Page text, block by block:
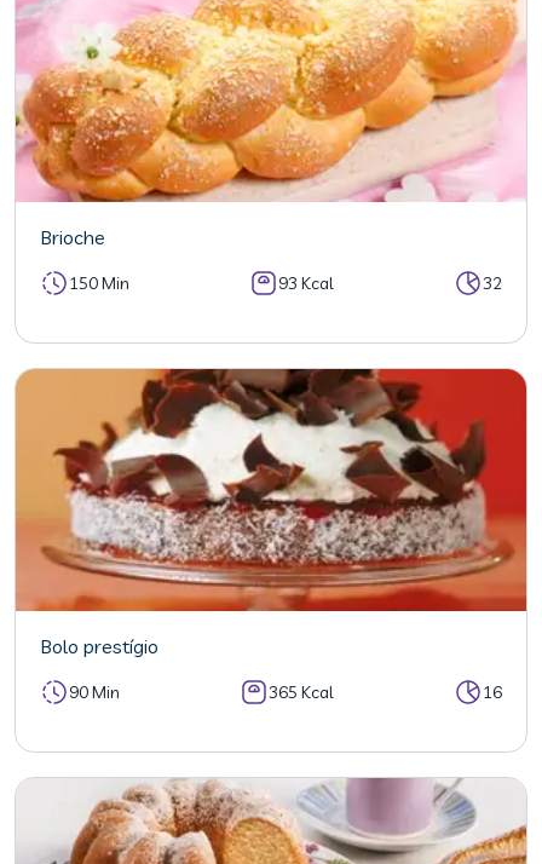
Brioche
150 Min 93 Kcal 32
Bolo prestígio
90 Min 365 Kcal 16